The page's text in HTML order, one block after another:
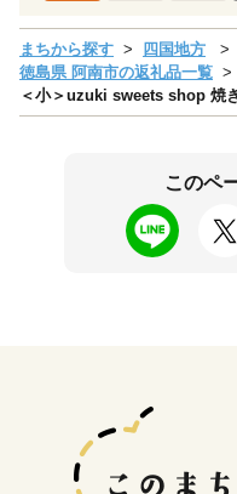
まちから探す 四国地方
徳島県 阿南市の返礼品一覧
＜小＞uzuki sweets shop 焼
このペ